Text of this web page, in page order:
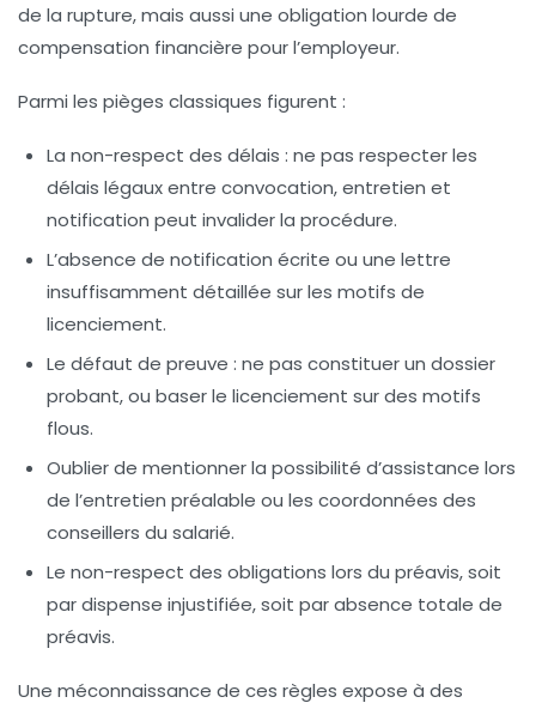
de la rupture, mais aussi une obligation lourde de
compensation financière pour l’employeur.
Parmi les pièges classiques figurent :
La non-respect des délais : ne pas respecter les
délais légaux entre convocation, entretien et
notification peut invalider la procédure.
L’absence de notification écrite ou une lettre
insuffisamment détaillée sur les motifs de
licenciement.
Le défaut de preuve : ne pas constituer un dossier
probant, ou baser le licenciement sur des motifs
flous.
Oublier de mentionner la possibilité d’assistance lors
de l’entretien préalable ou les coordonnées des
conseillers du salarié.
Le non-respect des obligations lors du préavis, soit
par dispense injustifiée, soit par absence totale de
préavis.
Une méconnaissance de ces règles expose à des